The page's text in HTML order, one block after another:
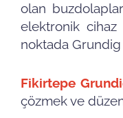
olan
elektronik cihaz
noktada
Fikirtepe
çözmek ve